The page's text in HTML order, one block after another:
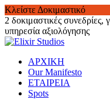
Κλείστε Δοκιμαστικό
2 δοκιμαστικές
υπηρεσία αξιολόγησης
Skip
contentΑΡΧΙΚΗ
Our Manifesto
ΕΤΑΙΡΕΙΑ
Spots